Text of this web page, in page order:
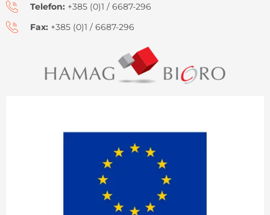
Telefon: +385 (0)1 / 6687-296
Fax: +385 (0)1 / 6687-296